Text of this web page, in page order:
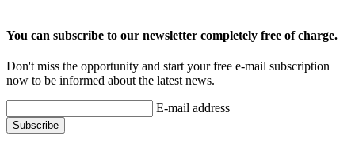
You can subscribe to our newsletter completely free of charge.
Don't miss the opportunity and start your free e-mail subscription
now to be informed about the latest news.
E-mail address